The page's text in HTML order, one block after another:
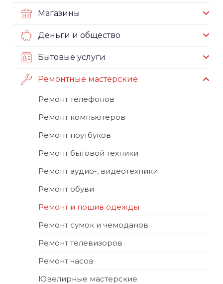
Магазины
Деньги и общество
Бытовые услуги
Ремонтные мастерские
Ремонт телефонов
Ремонт компьютеров
Ремонт ноутбуков
Ремонт бытовой техники
Ремонт аудио-, видеотехники
Ремонт обуви
Ремонт и пошив одежды
Ремонт сумок и чемоданов
Ремонт телевизоров
Ремонт часов
Ювелирные мастерские